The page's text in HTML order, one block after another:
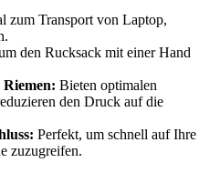
zum Transport von Laptop,
den Rucksack mit einer Hand
Riemen: Bieten optimalen
den Druck auf die
Perfekt, um schnell auf Ihre
zuzugreifen.